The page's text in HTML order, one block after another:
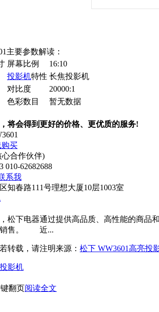
主要参数解读：
屏幕比例
16:10
投影机特性 长焦投影机
对比度
20000:1
色彩数目
暂无数据
将会得到更好的价格、更优质的服务!
买
合作伙伴)
010-62682688
系我
知春路111号理想大厦10层1003室
下电器通过提供高品质、高性能的商品
销售。 近...
转载，请注明来源： 松下 WW3601高亮投
投影机
翻页阅读全文